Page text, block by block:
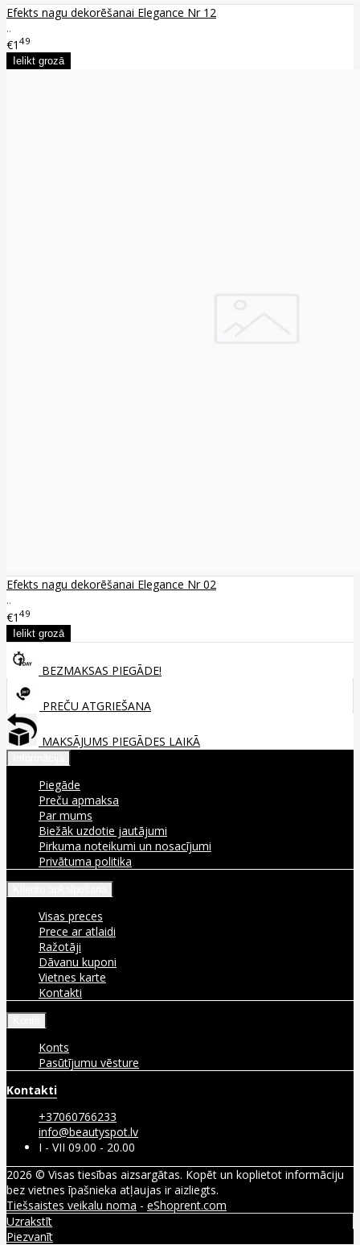
Efekts nagu dekorēšanai Elegance Nr 12
..
€1 49
Efekts nagu dekorēšanai Elegance Nr 02
..
€1 49
BEZMAKSAS PIEGĀDE!
PREČU ATGRIEŠANA
MAKSĀJUMS PIEGĀDES LAIKĀ
Piegāde
Preču apmaksa
Par mums
Biežāk uzdotie jautājumi
Pirkuma noteikumi un nosacījumi
Privātuma politika
Visas preces
Prece ar atlaidi
Ražotāji
Dāvanu kuponi
Vietnes karte
Kontakti
Konts
Pasūtījumu vēsture
Kontakti
+37060766233
info@beautyspot.lv
I - VII 09.00 - 20.00
2026 © Visas tiesības aizsargātas. Kopēt un koplietot informāciju
bez vietnes īpašnieka atļaujas ir aizliegts.
Tiešsaistes veikalu noma - eShoprent.com
Uzrakstīt
Piezvanīt